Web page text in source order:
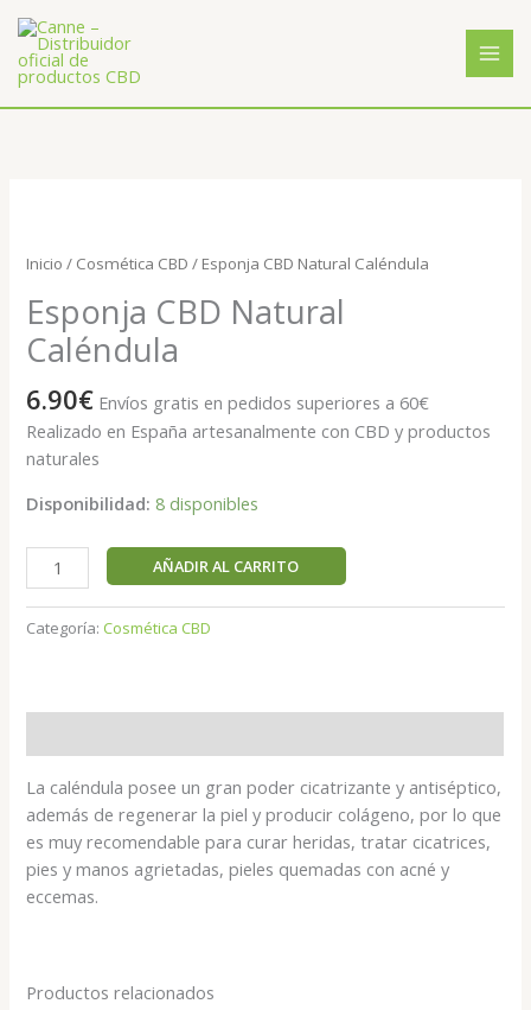
contenido
Inicio / Cosmética CBD / Esponja CBD Natural Caléndula
Esponja CBD Natural
Caléndula
6.90€ Envíos gratis en pedidos superiores a 60€
Realizado en España artesanalmente con CBD y productos
naturales
Disponibilidad: 8 disponibles
Natural
cantidad
AÑADIR AL CARRITO
Categoría: Cosmética CBD
La caléndula posee un gran poder cicatrizante y antiséptico,
además de regenerar la piel y producir colágeno, por lo que
es muy recomendable para curar heridas, tratar cicatrices,
pies y manos agrietadas, pieles quemadas con acné y
eccemas.
Productos relacionados